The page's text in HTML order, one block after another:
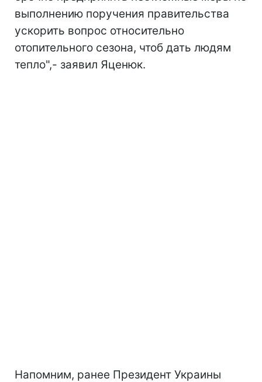
выполнению поручения правительства
ускорить вопрос относительно
отопительного сезона, чтоб дать людям
тепло",- заявил Яценюк.
Напомним, ранее Президент Украины